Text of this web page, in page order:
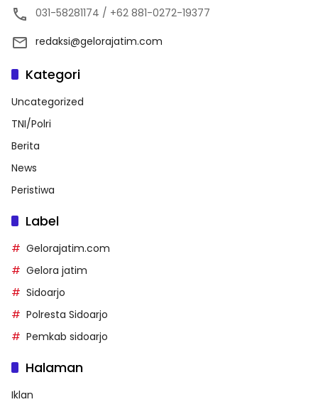
031-58281174 / +62 881-0272-19377
redaksi@gelorajatim.com
Kategori
Uncategorized
TNI/Polri
Berita
News
Peristiwa
Label
Gelorajatim.com
Gelora jatim
Sidoarjo
Polresta Sidoarjo
Pemkab sidoarjo
Halaman
Iklan